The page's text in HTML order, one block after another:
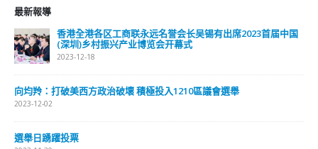
最新報導
香港全港各区工商联永远名誉会长吴锡有出席2023首届中国
(深圳)乡村振兴产业博览会开幕式
2023-12-18
向均羚：打破美西方政治破壞 積極投入1210區議會選舉
2023-12-02
選舉日踴躍投票